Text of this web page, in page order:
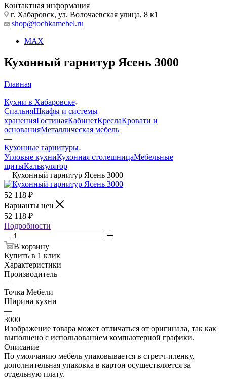
Контактная информация
г. Хабаровск, ул. Волочаевская улица, 8 к1
shop@tochkamebel.ru
MAX
Кухонный гарнитур Ясень 3000
Главная
—
Кухни в Хабаровске
СпальняШкафы и системы
храненияГостинаяКабинетКреслаКровати и
основанияМеталлическая мебель
—
Кухонные гарнитуры
Угловые кухниКухонная столешницаМебельные
щитыКалькулятор
—Кухонный гарнитур Ясень 3000
52 118 ₽
Варианты цен
52 118 ₽
Подробности
В корзину
Купить в 1 клик
Характеристики
Производитель
—
Точка Мебели
Ширина кухни
—
3000
Изображение товара может отличаться от оригинала, так как
выполнено с использованием компьютерной графики.
Описание
По умолчанию мебель упаковывается в стретч-пленку,
дополнительная упаковка в картон осуществляется за
отдельную плату.